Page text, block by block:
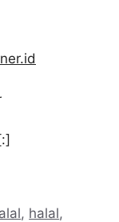
, halal,